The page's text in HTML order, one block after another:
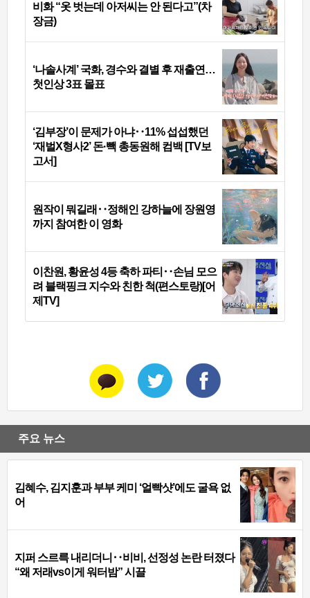
비화 “옷 벗는데 아저씨는 안 된다고”(차
장금)
‘나솔사계’ 국화, 경수와 결별 후 재출연…
첫인상 3표 몰표
‘김부장’이 문제가 아냐‥11% 섭섭했던
‘재벌X형사2’ 돈·빽 총동원해 컴백 [TV보
고서]
원작이 뭐길래‥정해인 강하늘에 장원영
까지 참여한 이 영화
이찬원, 황윤성 4등 축하 파티‥손님 모으
려 블랙핑크 지수와 친한 척(편스토랑)[어
제TV]
주요 뉴스
김혜수, 김지훈과 부부 케미 ‘얼빡샷’에도 굴욕 없
어
지퍼 스르륵 내리더니‥비비, 선정성 논란 터졌다
“왜 저래vs이게 워터밤” 시끌